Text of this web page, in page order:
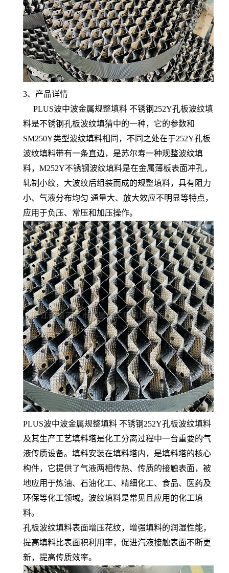
3、产品详情
PLUS波中波金属规整填料 不锈钢252Y孔板波纹填
料是不锈钢孔板波纹填猜中的一种，它的参数和
SM250Y类型波纹填料相同，不同之处在于252Y孔板
波纹填料带有一条直边，是苏尔寿一种规整波纹填
料， M252Y不锈钢波纹填料是在金属薄板表面冲孔，
轧制小纹，大波纹后组装而成的规整填料，具有阻力
小、气液分布均匀 通量大、放大效应不明显等特点，
应用于负压、常压和加压操作。
PLUS波中波金属规整填料 不锈钢252Y孔板波纹填料
及其生产工艺填料塔是化工分离过程中一台重要的气
液传质设备。填料安装在填料塔内，是填料塔的核心
构件，它提供了气液两相传热、传质的接触表面，被
地应用于炼油、石油化工、精细化工、食品、医药及
环保等化工领域。波纹填料是常见且应用的化工填
料。
孔板波纹填料表面增压花纹，增强填料的润湿性能，
提高填料比表面积利用率，促进汽液接触表面不断更
新，提高传质效率。